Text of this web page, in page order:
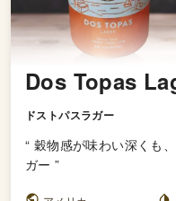
Dos Topas
ドストパスラガー
“ 穀物感が味わい深くも
ガー ”